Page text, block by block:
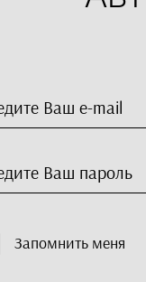
Запомнить меня